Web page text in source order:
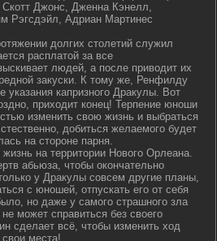
Джонс, Дженна Кэнелл,
Рэгсдэйл, Адриан Мартинес
долгих столетий служил
расплатой за все
людей, а после приводит их
закуски. К тому же, Ренфилду
указания капризного Дракулы. Вот
приходит конец! Терпение юноши
изменить свою жизнь и выбраться
добиться желаемого будет
на стороне парня.
на территории Нового Орлеана.
абьюза, чтобы окончательно
у Дракулы совсем другие планы,
с юношей, отпускать его от себя
но даже у самого страшного зла
может справиться без своего
сделает всё, чтобы изменить ход
места!